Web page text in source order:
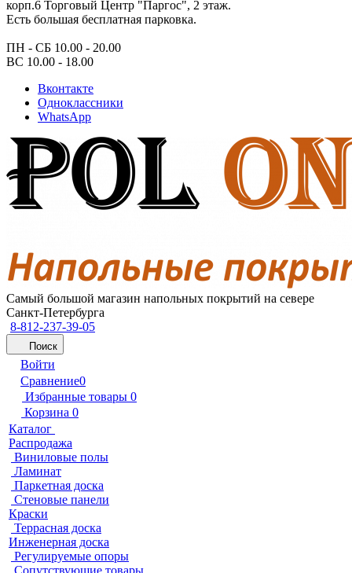
корп.6 Торговый Центр "Паргос", 2 этаж.
Есть большая бесплатная парковка.
ПН - СБ 10.00 - 20.00
ВС 10.00 - 18.00
Вконтакте
Одноклассники
WhatsApp
Самый большой магазин напольных покрытий на севере
Санкт-Петербурга
8-812-237-39-05
Поиск
Войти
Сравнение0
Избранные товары 0
Корзина 0
Каталог
Распродажа
Виниловые полы
Ламинат
Паркетная доска
Стеновые панели
Краски
Террасная доска
Инженерная доска
Регулируемые опоры
Сопутствующие товары